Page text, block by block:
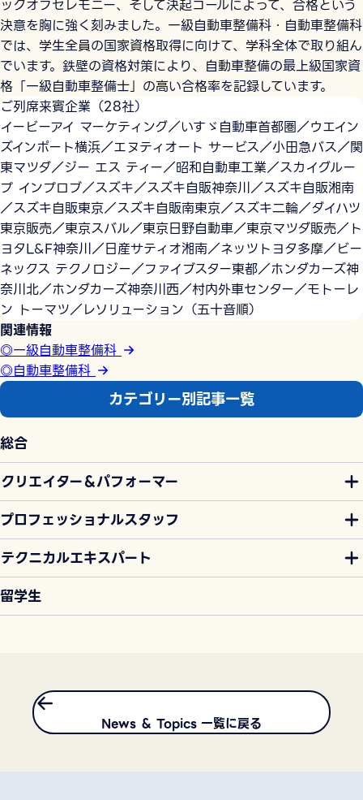
ックオフセレモニー、そして決起コールによって、合格という
決意を胸に強く刻みました。一級自動車整備科・自動車整備科
では、学生全員の国家資格取得に向けて、学科全体で取り組ん
でいます。鉄壁の資格対策により、自動車整備の最上級国家資
格「一級自動車整備士」の高い合格率を記録しています。
ご列席来賓企業（28社）
イービーアイ マーケティング／いすゞ自動車首都圏／ウエイン
ズインポート横浜／エヌティオート サービス／小田急バス／関
東マツダ／ジー エス ティー／昭和自動車工業／スカイグルー
プ インプロブ／スズキ／スズキ自販神奈川／スズキ自販湘南
／スズキ自販東京／スズキ自販南東京／スズキ二輪／ダイハツ
東京販売／東京スバル／東京日野自動車／東京マツダ販売／ト
ヨタL&F神奈川／日産サティオ湘南／ネッツトヨタ多摩／ビー
ネックス テクノロジー／ファイブスター東都／ホンダカーズ神
奈川北／ホンダカーズ神奈川西／村内外車センター／モトーレ
ン トーマツ／レソリューション（五十音順）
関連情報
◎一級自動車整備科
◎自動車整備科
カテゴリー別記事一覧
総合
クリエイター＆パフォーマー
プロフェッショナルスタッフ
テクニカルエキスパート
留学生
News ＆ Topics 一覧に戻る